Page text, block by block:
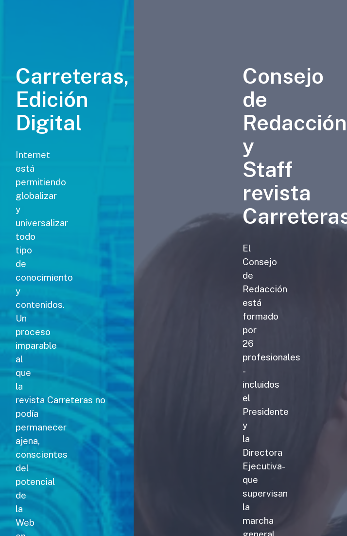
Carreteras,
Edición
Digital
Internet
está
permitiendo
globalizar
y
universalizar
todo
tipo
de
conocimiento
y
contenidos.
Un
proceso
imparable
al
que
la
revista Carreteras no
podía
permanecer
ajena,
conscientes
del
potencial
de
la
Web
Consejo
de
Redacción
y
Staff
revista
El
Consejo
de
Redacción
está
formado
por
26
profesionales
-
incluidos
el
Presidente
y
la
Directora
Ejecutiva-
que
supervisan
la
marcha